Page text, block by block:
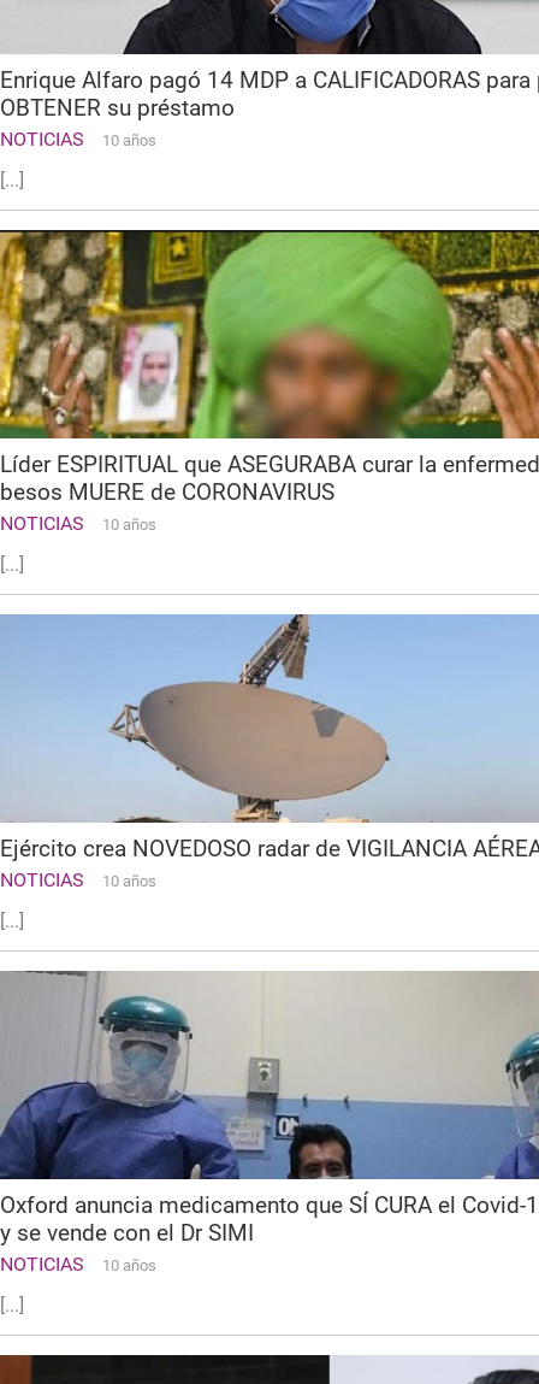
Enrique Alfaro pagó 14 MDP a CALIFICADORAS
OBTENER su préstamo
NOTICIAS 10 años
[...]
Líder ESPIRITUAL que ASEGURABA curar la
besos MUERE de CORONAVIRUS
NOTICIAS 10 años
[...]
Ejército crea NOVEDOSO radar de VIGILANCIA
NOTICIAS 10 años
[...]
Oxford anuncia medicamento que SÍ CURA el Covid-
y se vende con el Dr SIMI
NOTICIAS 10 años
[...]